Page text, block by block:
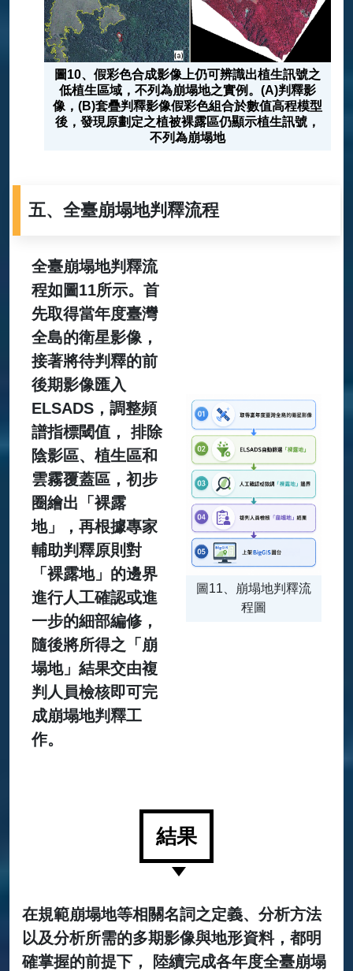
圖10、假彩色合成影像上仍可辨識出植生訊號之
低植生區域，不列為崩塌地之實例。(A)判釋影
像，(B)套疊判釋影像假彩色組合於數值高程模型
後，發現原劃定之植被裸露區仍顯示植生訊號，
不列為崩塌地
五、全臺崩塌地判釋流程
全臺崩塌地判釋流
程如圖11所示。首
先取得當年度臺灣
全島的衛星影像，
接著將待判釋的前
後期影像匯入
ELSADS，調整頻
譜指標閾值， 排除
陰影區、植生區和
雲霧覆蓋區，初步
圈繪出「裸露
地」，再根據專家
輔助判釋原則對
「裸露地」的邊界
進行人工確認或進
一步的細部編修，
隨後將所得之「崩
塌地」結果交由複
判人員檢核即可完
成崩塌地判釋工
作。
圖11、崩塌地判釋流
程圖
結果
在規範崩塌地等相關名詞之定義、分析方法
以及分析所需的多期影像與地形資料，都明
確掌握的前提下， 陸續完成各年度全臺崩塌